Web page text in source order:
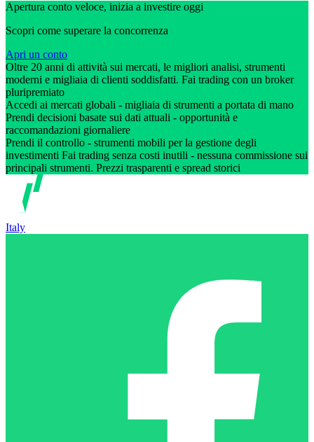
Apertura conto veloce, inizia a investire oggi
Scopri come superare la concorrenza
Apri un conto
Oltre 20 anni di attività sui mercati, le migliori analisi, strumenti
moderni e migliaia di clienti soddisfatti. Fai trading con un broker
pluripremiato
Accedi ai mercati globali - migliaia di strumenti a portata di mano
Prendi decisioni basate sui dati attuali - opportunità e
raccomandazioni giornaliere
Prendi il controllo - strumenti mobili per la gestione degli
investimenti Fai trading senza costi inutili - nessuna commissione sui
principali strumenti. Prezzi trasparenti e spread storici
Italy